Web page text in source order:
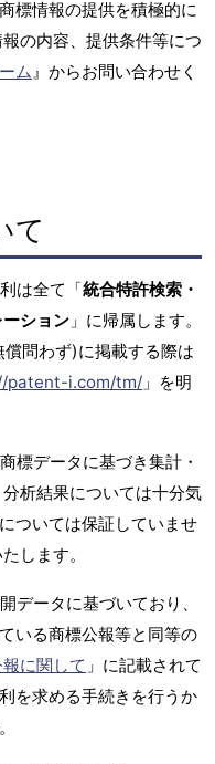
標情報の提供を積極的に
の内容、提供条件等につ
ム』からお問い合わせく
て
は全て「統合特許検索・
ション 」に帰属します。
問わず)に掲載する際は
patent-i.com/tm/ 」を明
標データに基づき集計・
析結果については十分気
ついては保証していませ
します。
データに基づいており、
いる商標公報等と同等の
に関して 」に記載されて
を求める手続きを行うか